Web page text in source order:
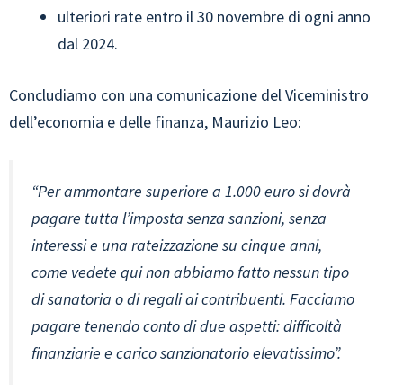
ulteriori rate entro il 30 novembre di ogni anno
dal 2024.
Concludiamo con una comunicazione del Viceministro
dell’economia e delle finanza, Maurizio Leo:
“Per ammontare superiore a 1.000 euro si dovrà
pagare tutta l’imposta senza sanzioni, senza
interessi e una rateizzazione su cinque anni,
come vedete qui non abbiamo fatto nessun tipo
di sanatoria o di regali ai contribuenti. Facciamo
pagare tenendo conto di due aspetti: difficoltà
finanziarie e carico sanzionatorio elevatissimo”.